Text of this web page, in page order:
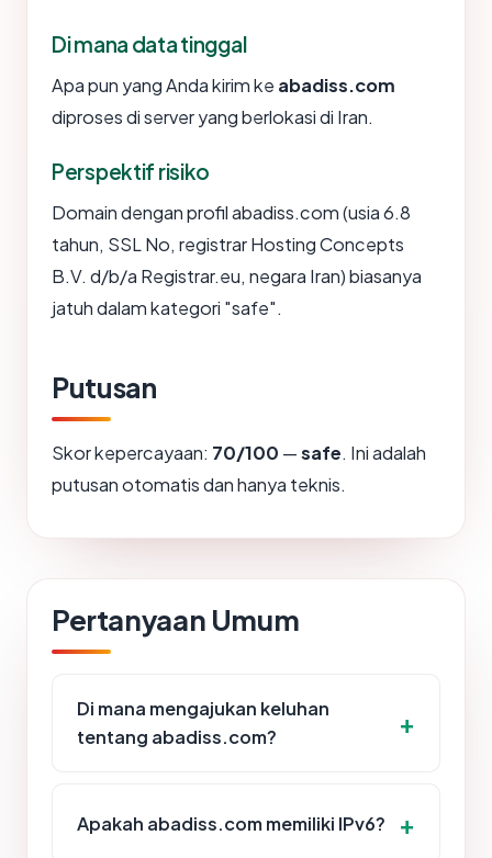
Di mana data tinggal
Apa pun yang Anda kirim ke abadiss.com
diproses di server yang berlokasi di Iran.
Perspektif risiko
Domain dengan profil abadiss.com (usia 6.8
tahun, SSL No, registrar Hosting Concepts
B.V. d/b/a Registrar.eu, negara Iran) biasanya
jatuh dalam kategori "safe".
Putusan
Skor kepercayaan: 70/100 —safe. Ini adalah
putusan otomatis dan hanya teknis.
Pertanyaan Umum
Di mana mengajukan keluhan
tentang abadiss.com?
Apakah abadiss.com memiliki IPv6?